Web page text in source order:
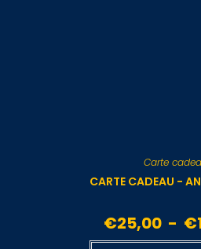
Carte
CARTE CADEAU -
€25,00 - €